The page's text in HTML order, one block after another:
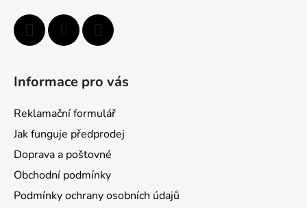
Informace pro vás
Reklamační formulář
Jak funguje předprodej
Doprava a poštovné
Obchodní podmínky
Podmínky ochrany osobních údajů